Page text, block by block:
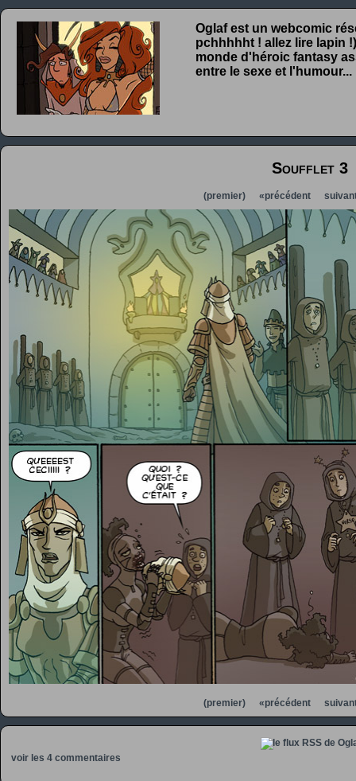
Oglaf est un webcomic
pchhhhht ! allez lire lapin
monde d'héroic fantasy
entre le sexe et l'humour...
Soufflet 3
(premier) «précédent
(premier) «précédent
voir les 4 commentaires